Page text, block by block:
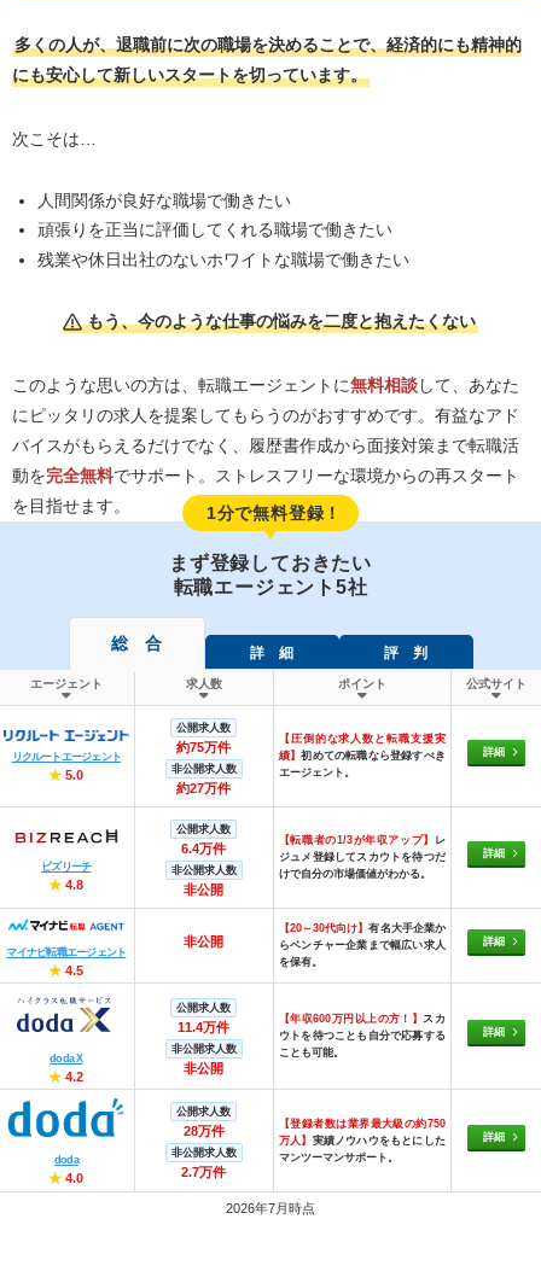
多くの人が、退職前に次の職場を決めることで、経済的にも精神的
にも安心して新しいスタートを切っています。
次こそは…
人間関係が良好な職場で働きたい
頑張りを正当に評価してくれる職場で働きたい
残業や休日出社のないホワイトな職場で働きたい
もう、今のような仕事の悩みを二度と抱えたくない
このような思いの方は、転職エージェントに無料相談して、あなた
にピッタリの求人を提案してもらうのがおすすめです。有益なアド
バイスがもらえるだけでなく、履歴書作成から面接対策まで転職活
動を完全無料でサポート。ストレスフリーな環境からの再スタート
を目指せます。
1分で無料登録！
まず登録しておきたい
転職エージェント5社
総 合 詳 細 評 判
エージェント 求人数 ポイント 公式サイト
リクルートエージェント
★ 5.0
公開求人数
約75万件
非公開求人数
約27万件
【圧倒的な求人数と転職支援実
績】初めての転職なら登録すべき
エージェント。
詳細
ビズリーチ
★ 4.8
公開求人数
6.4万件
非公開求人数
非公開
【転職者の1/3が年収アップ】
レ
ジュメ登録してスカウトを待つだ
けで自分の市場価値がわかる。
詳細
マイナビ転職エージェント
★ 4.5
非公開
【20～30代向け】有名大手企業か
らベンチャー企業まで幅広い求人
を保有。
詳細
doda X
★ 4.2
公開求人数
11.4万件
非公開求人数
非公開
【年収600万円以上の方！】 スカ
ウトを待つことも自分で応募する
ことも可能。
詳細
doda
★ 4.0
公開求人数
28万件
非公開求人数
2.7万件
【登録者数は業界最大級の約750
万人】 実績ノウハウをもとにした
マンツーマンサポート。
詳細
2026年7月時点